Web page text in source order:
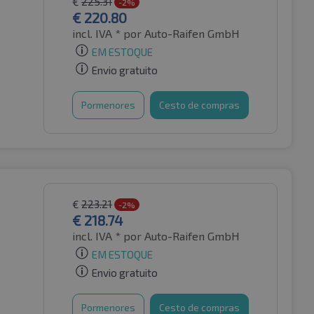
-2%
€ 220.80
incl. IVA * por Auto-Raifen GmbH
EM ESTOQUE
Envio gratuito
Pormenores Cesto de compras
€ 223.21 -2%
€ 218.74
incl. IVA * por Auto-Raifen GmbH
EM ESTOQUE
Envio gratuito
Pormenores Cesto de compras